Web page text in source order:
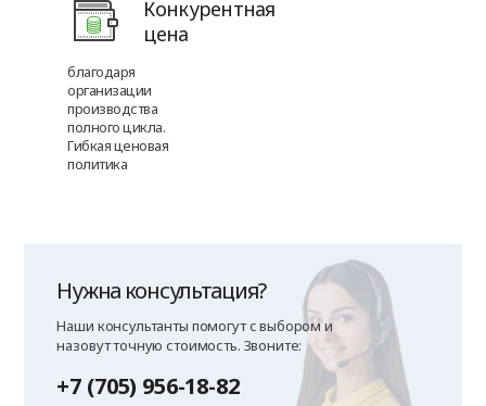
Конкурентная
цена
благодаря
организации
производства
полного цикла.
Гибкая ценовая
политика
Нужна консультация?
Наши консультанты помогут с выбором и
назовут точную стоимость. Звоните:
+7 (705) 956-18-82